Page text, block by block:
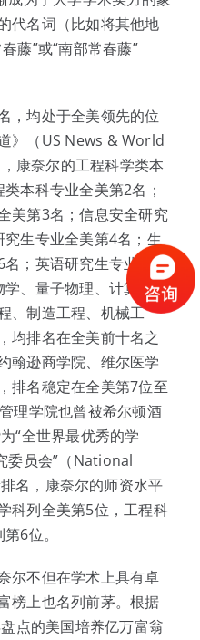
代名词（比如将其他地
藤”或“南部常春藤”
，均处于全美领先的位
》（US News & World
康奈尔的工程科学类本
本科专业全美第2名；
美第3名；信息安全研究
生专业全美第4名；生
；英语研究生专业全美
、量子物理、计算机工
、制造工程、机械工
均排名在全美前十名之
翰逊商学院、维尔医学
排名稳定在全美第7位至
理学院也曾被希尔顿酒
“全世界最优秀的学
委员会”（National
名，康奈尔的师资水平
科列全美第5位，工程科
6位。
尔不但在学术上具有卓
榜上也名列前茅。根据
点的美国培养亿万富翁